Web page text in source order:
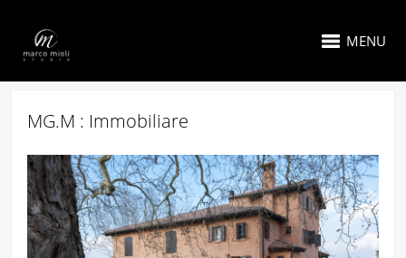
MENU
MG.M : Immobiliare